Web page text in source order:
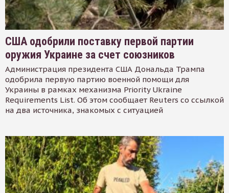
США одобрили поставку первой партии
оружия Украине за счет союзников
Администрация президента США Дональда Трампа
одобрила первую партию военной помощи для
Украины в рамках механизма Priority Ukraine
Requirements List. Об этом сообщает Reuters со ссылкой
на два источника, знакомых с ситуацией